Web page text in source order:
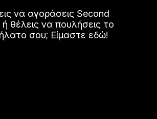
να αγοράσεις Second
ή θέλεις να πουλήσεις το
σου; Είμαστε εδώ!